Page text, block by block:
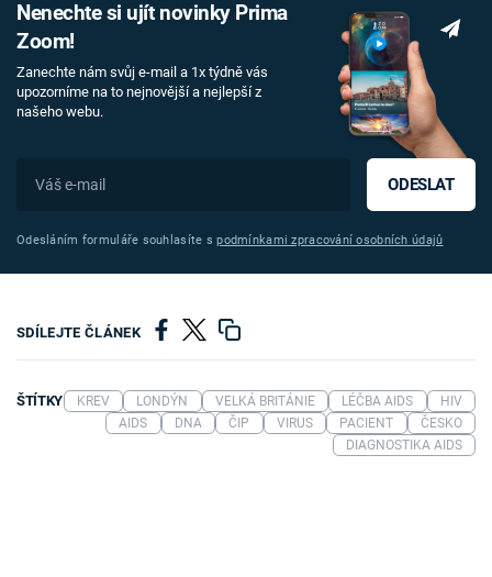
Nenechte si ujít novinky Prima
Zoom!
Zanechte nám svůj e-mail a 1x týdně vás
upozorníme na to nejnovější a nejlepší z
našeho webu.
ODESLAT
Odesláním formuláře souhlasíte spodmínkami zpracování osobních údajů
SDÍLEJTE ČLÁNEK
ŠTÍTKY KREV LONDÝN VELKÁ BRITÁNIE LÉČBA AIDS
HIV
AIDS
DNA ČIP VIRUS PACIENT
ČESKO
DIAGNOSTIKA AIDS